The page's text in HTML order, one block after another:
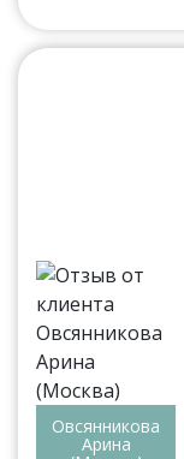
Овсянникова
Арина